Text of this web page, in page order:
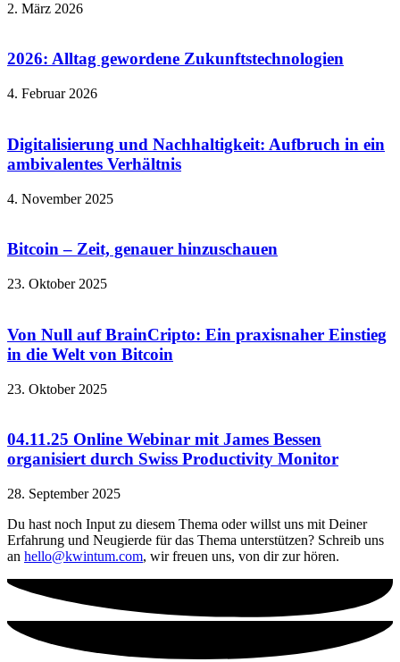
2. März 2026
2026: Alltag gewordene Zukunftstechnologien
4. Februar 2026
Digitalisierung und Nachhaltigkeit: Aufbruch in ein
ambivalentes Verhältnis
4. November 2025
Bitcoin – Zeit, genauer hinzuschauen
23. Oktober 2025
Von Null auf BrainCripto: Ein praxisnaher Einstieg
in die Welt von Bitcoin
23. Oktober 2025
04.11.25 Online Webinar mit James Bessen
organisiert durch Swiss Productivity Monitor
28. September 2025
Du hast noch Input zu diesem Thema oder willst uns mit Deiner
Erfahrung und Neugierde für das Thema unterstützen? Schreib uns
an hello@kwintum.com, wir freuen uns, von dir zur hören.